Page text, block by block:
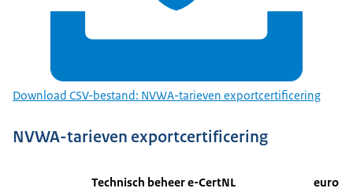
Download CSV-bestand: NVWA-tarieven exportcertificering
NVWA-tarieven exportcertificering
Technisch beheer e-CertNL
euro